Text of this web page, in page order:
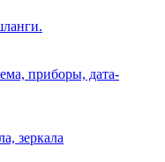
приборы, дата-
зеркала